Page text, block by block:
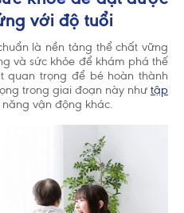
với độ tuổi
là nền tảng thể chất vững
và sức khỏe để khám phá thế
quan trọng để bé hoàn thành
trong giai đoạn này như tập
vận động khác.